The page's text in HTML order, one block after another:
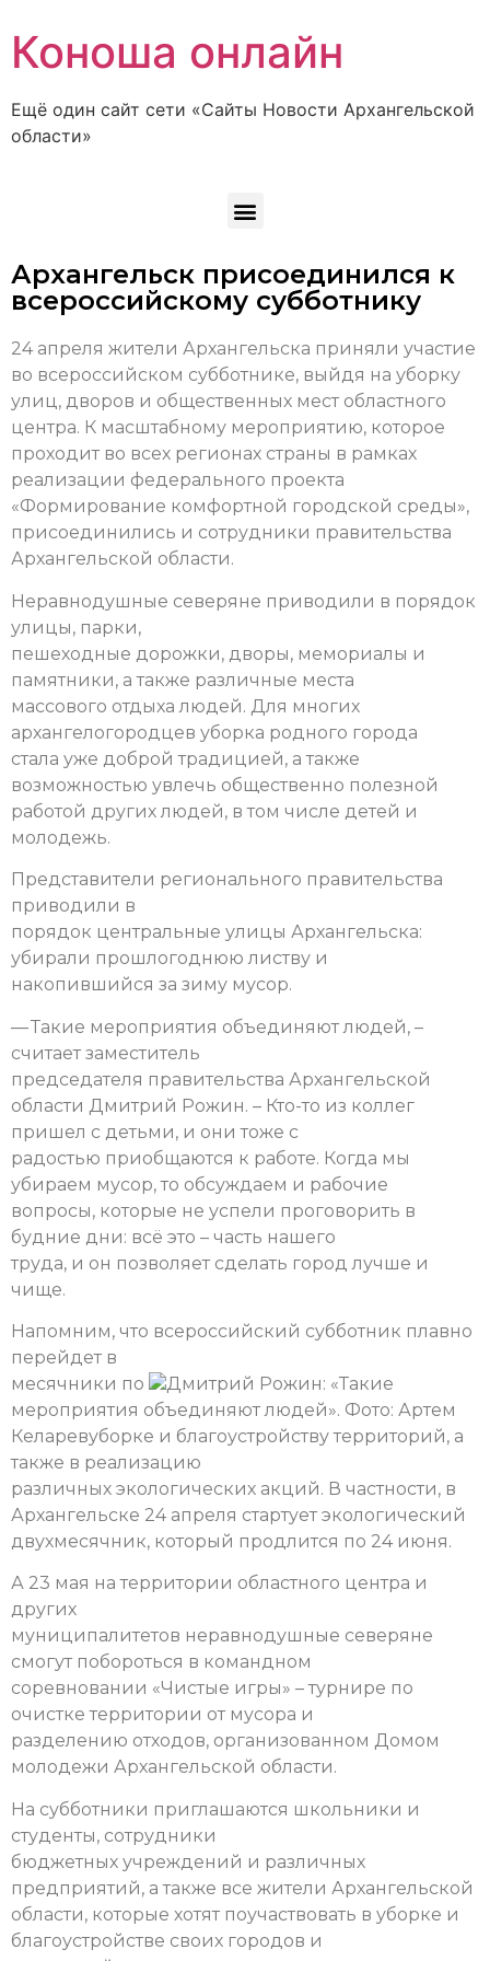
Коноша онлайн
Ещё один сайт сети «Сайты Новости Архангельской
области»
Архангельск присоединился к
всероссийскому субботнику
24 апреля жители Архангельска приняли участие
во всероссийском субботнике, выйдя на уборку
улиц, дворов и общественных мест областного
центра. К масштабному мероприятию, которое
проходит во всех регионах страны в рамках
реализации федерального проекта
«Формирование комфортной городской среды»,
присоединились и сотрудники правительства
Архангельской области.
Неравнодушные северяне приводили в порядок
улицы, парки,
пешеходные дорожки, дворы, мемориалы и
памятники, а также различные места
массового отдыха людей. Для многих
архангелогородцев уборка родного города
стала уже доброй традицией, а также
возможностью увлечь общественно полезной
работой других людей, в том числе детей и
молодежь.
Представители регионального правительства
приводили в
порядок центральные улицы Архангельска:
убирали прошлогоднюю листву и
накопившийся за зиму мусор.
— Такие мероприятия объединяют людей, –
считает заместитель
председателя правительства Архангельской
области Дмитрий Рожин. – Кто-то из коллег
пришел с детьми, и они тоже с
радостью приобщаются к работе. Когда мы
убираем мусор, то обсуждаем и рабочие
вопросы, которые не успели проговорить в
будние дни: всё это – часть нашего
труда, и он позволяет сделать город лучше и
чище.
Напомним, что всероссийский субботник плавно
перейдет в
месячники по
Дмитрий Рожин: «Такие
мероприятия объединяют людей». Фото: Артем
Келаревуборке и благоустройству территорий, а
также в реализацию
различных экологических акций. В частности, в
Архангельске 24 апреля стартует экологический
двухмесячник, который продлится по 24 июня.
А 23 мая на территории областного центра и
других
муниципалитетов неравнодушные северяне
смогут побороться в командном
соревновании «Чистые игры» – турнире по
очистке территории от мусора и
разделению отходов, организованном Домом
молодежи Архангельской области.
На субботники приглашаются школьники и
студенты, сотрудники
бюджетных учреждений и различных
предприятий, а также все жители Архангельской
области, которые хотят поучаствовать в уборке и
благоустройстве своих городов и